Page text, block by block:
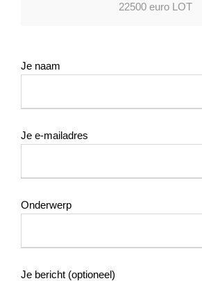
22500 euro LOT
Je naam
Je e-mailadres
Onderwerp
Je bericht (optioneel)